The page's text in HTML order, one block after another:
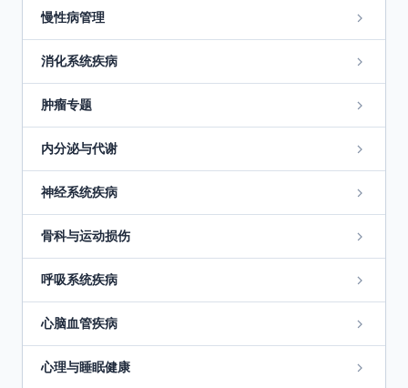
慢性病管理
消化系统疾病
肿瘤专题
内分泌与代谢
神经系统疾病
骨科与运动损伤
呼吸系统疾病
心脑血管疾病
心理与睡眠健康